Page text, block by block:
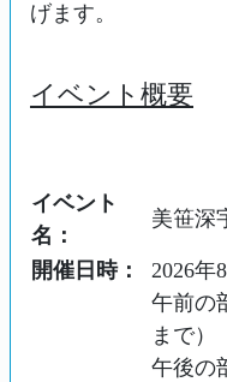
げます。
イベント概要
イベント
名：
美笹深
開催日時：
2026年
午前の
まで）
午後の